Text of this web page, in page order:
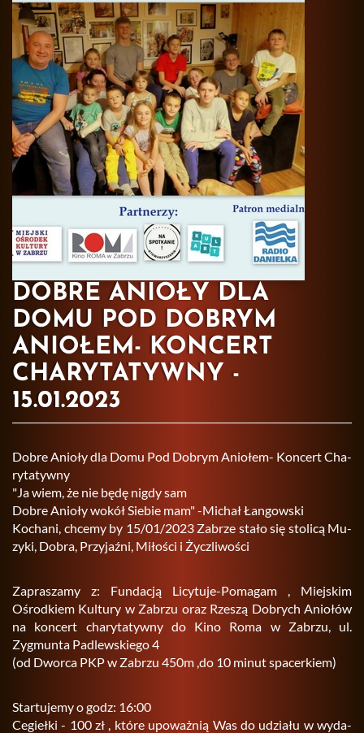
DOBRE ANIOŁY DLA
DOMU POD DOBRYM
ANIOŁEM- KONCERT
CHARYTATYWNY -
15.01.2023
Dobre Anio­ły dla Domu Pod Do­brym Anio­łem- Kon­cert Cha­
ry­ta­tyw­ny
"Ja wiem, że nie będę nigdy sam
Dobre Anio­ły wokół Sie­bie mam" -Mi­chał Łan­gow­ski
Ko­cha­ni, chce­my by 15/01/2023 Za­brze stało się sto­li­cą Mu­
zy­ki, Dobra, Przy­jaź­ni, Mi­ło­ści i Życz­li­wo­ści
Za­pra­sza­my z: Fun­da­cją Li­cy­tu­je-Po­ma­gam , Miej­skim
Ośrod­kiem Kul­tu­ry w Za­brzu oraz Rze­szą Do­brych Anio­łów
na kon­cert cha­ry­ta­tyw­ny do Kino Roma w Za­brzu, ul.​
Zygmunta Pa­dlew­skie­go 4
(od Dwor­ca PKP w Za­brzu 450m ,do 10 minut spa­cer­kiem)
Star­tu­je­my o godz: 16:00
Ce­gieł­ki - 100 zł , które upo­waż­nią Was do udzia­łu w wy­da­